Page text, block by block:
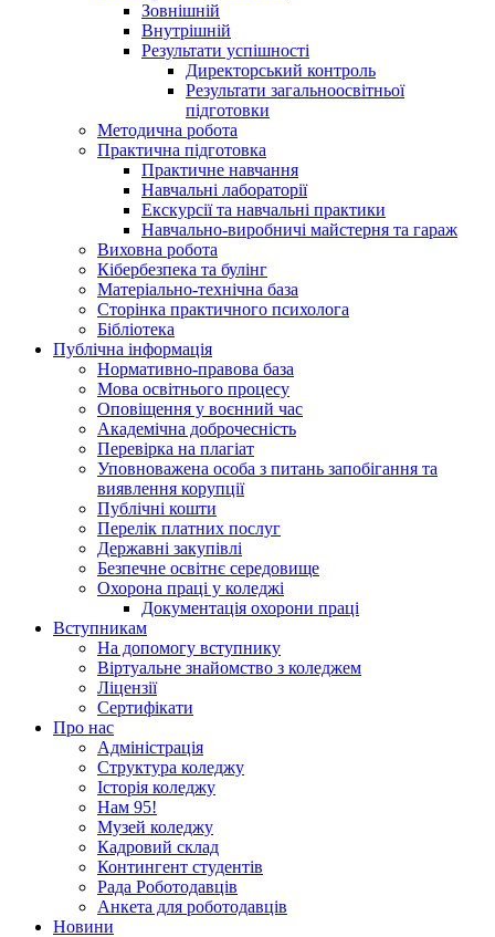
Зовнішній
Внутрішній
Результати успішності
Директорський контроль
Результати загальноосвітньої
підготовки
Методична робота
Практична підготовка
Практичне навчання
Навчальні лабораторії
Екскурсії та навчальні практики
Навчально-виробничі майстерня та гараж
Виховна робота
Кібербезпека та булінг
Матеріально-технічна база
Сторінка практичного психолога
Бібліотека
Публічна інформація
Нормативно-правова база
Мова освітнього процесу
Оповіщення у воєнний час
Академічна доброчесність
Перевірка на плагіат
Уповноважена особа з питань запобігання та
виявлення корупції
Публічні кошти
Перелік платних послуг
Державні закупівлі
Безпечне освітнє середовище
Охорона праці у коледжі
Документація охорони праці
Вступникам
На допомогу вступнику
Віртуальне знайомство з коледжем
Ліцензії
Сертифікати
Про нас
Адміністрація
Структура коледжу
Історія коледжу
Нам 95!
Музей коледжу
Кадровий склад
Контингент студентів
Рада Роботодавців
Анкета для роботодавців
Новини